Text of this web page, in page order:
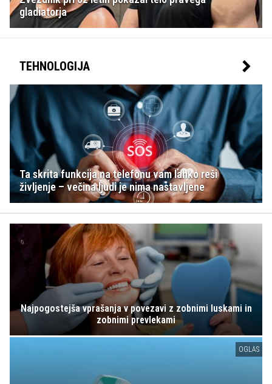
gladiatorja
TEHNOLOGIJA
Ta skrita funkcija na telefonu vam lahko reši
življenje – večina ljudi je nima nastavljene
Najpogostejša vprašanja v povezavi z zobnimi luskami in
zobnimi prevlekami
OGLAS